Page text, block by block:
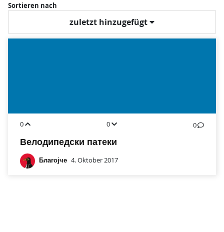
Sortieren nach
zuletzt hinzugefügt
0 0 0
Велодипедски патеки
Благојче 4. Oktober 2017